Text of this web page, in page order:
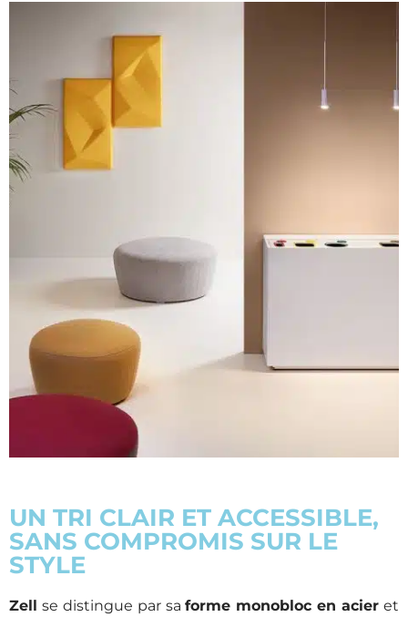
UN TRI CLAIR ET ACCESSIBLE,
SANS COMPROMIS SUR LE
STYLE
Zell se distingue par saforme monobloc en acier et